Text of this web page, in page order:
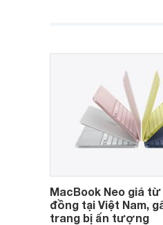
MacBook đáng cân
MacBook Neo giá từ
đồng tại Việt Nam,
trang bị ấn tượng